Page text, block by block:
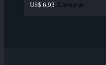
US$ 6,93 Comprar